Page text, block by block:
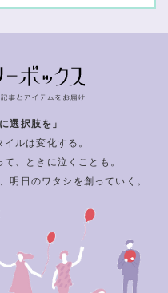
選択肢を」
ルは変化する。
、ときに泣くことも。
明日のワタシを創っていく。